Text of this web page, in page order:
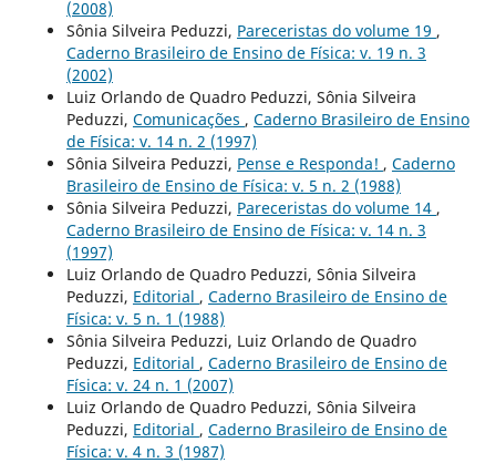
(2008)
Sônia Silveira Peduzzi, Pareceristas do volume 19 ,
Caderno Brasileiro de Ensino de Física: v. 19 n. 3
(2002)
Luiz Orlando de Quadro Peduzzi, Sônia Silveira
Peduzzi, Comunicações , Caderno Brasileiro de Ensino
de Física: v. 14 n. 2 (1997)
Sônia Silveira Peduzzi, Pense e Responda! , Caderno
Brasileiro de Ensino de Física: v. 5 n. 2 (1988)
Sônia Silveira Peduzzi, Pareceristas do volume 14 ,
Caderno Brasileiro de Ensino de Física: v. 14 n. 3
(1997)
Luiz Orlando de Quadro Peduzzi, Sônia Silveira
Peduzzi, Editorial , Caderno Brasileiro de Ensino de
Física: v. 5 n. 1 (1988)
Sônia Silveira Peduzzi, Luiz Orlando de Quadro
Peduzzi, Editorial , Caderno Brasileiro de Ensino de
Física: v. 24 n. 1 (2007)
Luiz Orlando de Quadro Peduzzi, Sônia Silveira
Peduzzi, Editorial , Caderno Brasileiro de Ensino de
Física: v. 4 n. 3 (1987)